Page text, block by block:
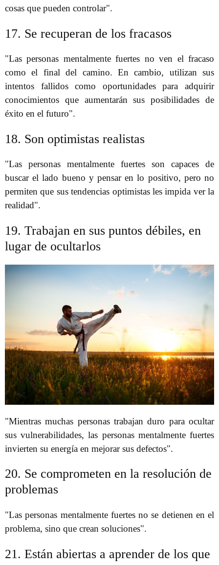
cosas que pueden controlar".
17. Se recuperan de los fracasos
"Las personas mentalmente fuertes no ven el fracaso
como el final del camino. En cambio, utilizan sus
intentos fallidos como oportunidades para adquirir
conocimientos que aumentarán sus posibilidades de
éxito en el futuro".
18. Son optimistas realistas
"Las personas mentalmente fuertes son capaces de
buscar el lado bueno y pensar en lo positivo, pero no
permiten que sus tendencias optimistas les impida ver la
realidad".
19. Trabajan en sus puntos débiles, en
lugar de ocultarlos
"Mientras muchas personas trabajan duro para ocultar
sus vulnerabilidades, las personas mentalmente fuertes
invierten su energía en mejorar sus defectos".
20. Se comprometen en la resolución de
problemas
"Las personas mentalmente fuertes no se detienen en el
problema, sino que crean soluciones".
21. Están abiertas a aprender de los que